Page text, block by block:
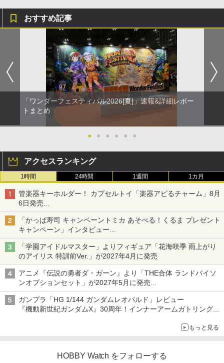
おすすめ記事
「ワンダーフェスティバル2026[夏]」速報&詳細レポー
トまとめ
● ● ● ● ● ●
アクセスランキング
1時間 24時間 1週間 1カ月
管楽器キーホルダー！ カプセルトイ「楽器アピるチャーム」8月
6日発売
チューバ、テナサクなど5種各3色
「かっぱ寿司 キャンペーントミカ あそべる！くるま プレゼント
キャンペーン」インタビュー
子どもが楽しめるかっぱ寿司ならではの体験とコラボの楽しさを
追求
「学園アイドルマスター」よりフィギュア「花海咲季 雨上がり
のアイリス 特訓前Ver.」が2027年4月に発売
アニメ『伝説の勇者ダ・ガーン』より「THE合体 ランドバイソ
ンオプションセット」が2027年5月に発売
「THE合体ランドバイソン」と連動するオプションパーツセット
ガンプラ「HG 1/144 ガンダムレオパルド」レビュー
『機動新世紀ガンダムX』30周年！インナーアームガトリングの
もっと見る
HOBBY Watch をフォローする